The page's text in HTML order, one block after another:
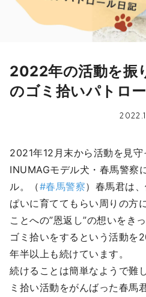
2022年の活動を振
のゴミ拾いパトロ
2021年12月末から活動を見
INUMAGモデル犬・春馬警察
ル。（#春馬警察）春馬君は
ぱいに育ててもらい周りの方
ことへの”恩返し”の想いをき
ゴミ拾いをするという活動を
年半以上も続けています。
続けることは簡単なようで難
ミ拾い活動をがんばった春馬